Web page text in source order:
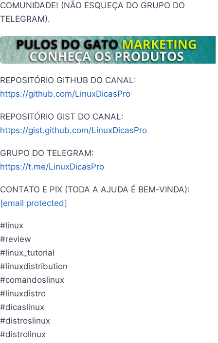
COMUNIDADE! (NÃO ESQUEÇA DO GRUPO DO
TELEGRAM).
REPOSITÓRIO GITHUB DO CANAL:
https://github.com/LinuxDicasPro
REPOSITÓRIO GIST DO CANAL:
https://gist.github.com/LinuxDicasPro
GRUPO DO TELEGRAM:
https://t.me/LinuxDicasPro
CONTATO E PIX (TODA A AJUDA É BEM-VINDA):
[email protected]
#linux
#review
#linux_tutorial
#linuxdistribution
#comandoslinux
#linuxdistro
#dicaslinux
#distroslinux
#distrolinux